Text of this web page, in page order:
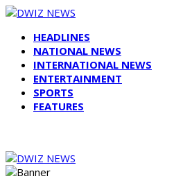
HEADLINES
NATIONAL NEWS
INTERNATIONAL NEWS
ENTERTAINMENT
SPORTS
FEATURES